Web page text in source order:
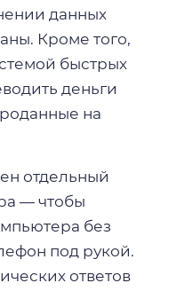
данных
Кроме того,
быстрых
деньги
на
отдельный
— чтобы
без
под рукой.
ответов